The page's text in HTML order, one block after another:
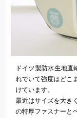
ドイツ製防水生地
れでいて強度はどこ
けています。
最近はサイズを大き
の特厚ファスナーと